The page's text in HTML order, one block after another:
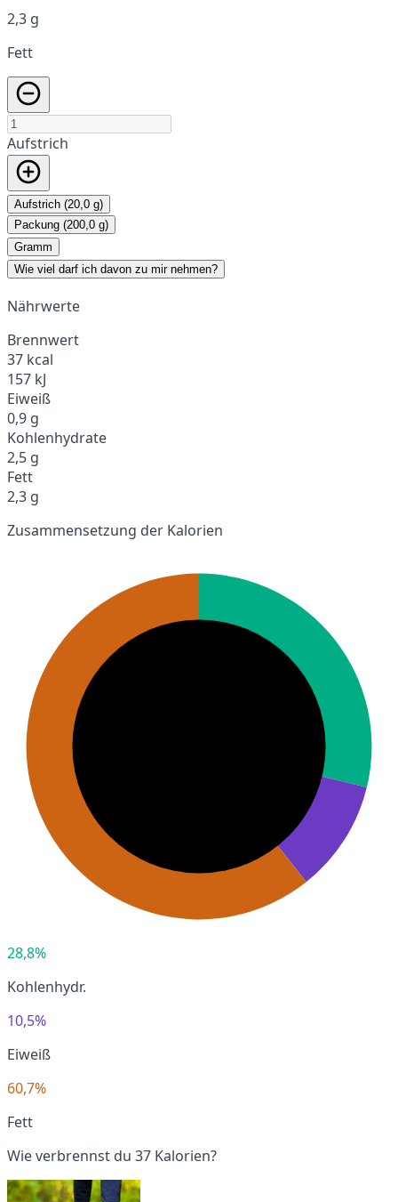
2,3 g
Fett
Aufstrich
Aufstrich (20,0 g)
Packung (200,0 g)
Gramm
Wie viel darf ich davon zu mir nehmen?
Nährwerte
Brennwert
37 kcal
157 kJ
Eiweiß
0,9 g
Kohlenhydrate
2,5 g
Fett
2,3 g
Zusammensetzung der Kalorien
28,8%
Kohlenhydr.
10,5%
Eiweiß
60,7%
Fett
Wie verbrennst du 37 Kalorien?